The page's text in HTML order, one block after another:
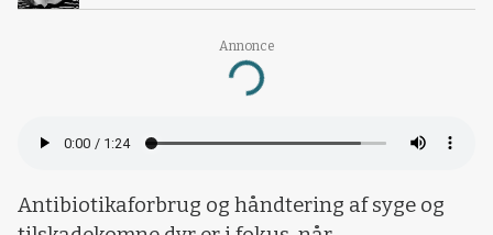
Annonce
Loading...
Antibiotikaforbrug og håndtering af syge og